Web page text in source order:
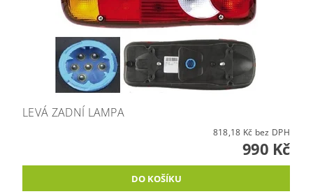
LEVÁ ZADNÍ LAMPA
818,18 Kč bez DPH
990 Kč